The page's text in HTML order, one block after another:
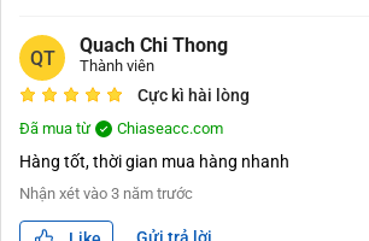
QT
Quach Chi Thong
Thành viên
Cực kì hài lòng
Đã mua từ Chiaseacc.com
Hàng tốt, thời gian mua hàng nhanh
Nhận xét vào 3 năm trước